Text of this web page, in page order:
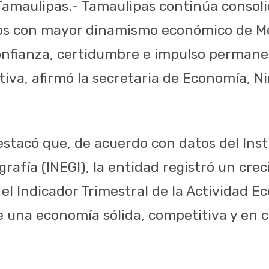
Tamaulipas continúa
con mayor dinamismo económico de
certidumbre e impulso
afirmó la secretaria de Economía,
que, de acuerdo con datos del
(INEGI), la entidad registró un
Indicador Trimestral de la Actividad
una economía sólida, competitiva y en